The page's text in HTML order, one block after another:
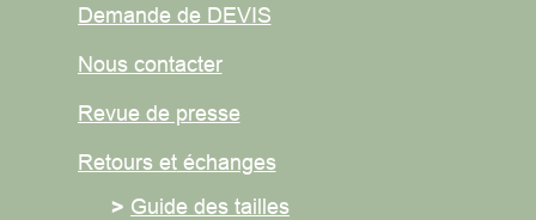
Demande de DEVIS
Nous contacter
Revue de presse
Retours etéchanges
> Guide des tailles